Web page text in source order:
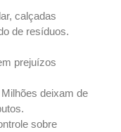
calçadas
de resíduos.
prejuízos
Milhões deixam de
sobre